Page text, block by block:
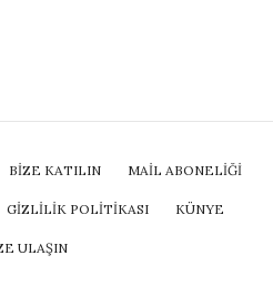
BİZE KATILIN MAIL ABONELIĞI
GIZLILIK POLITIKASI KÜNYE
ULAŞIN